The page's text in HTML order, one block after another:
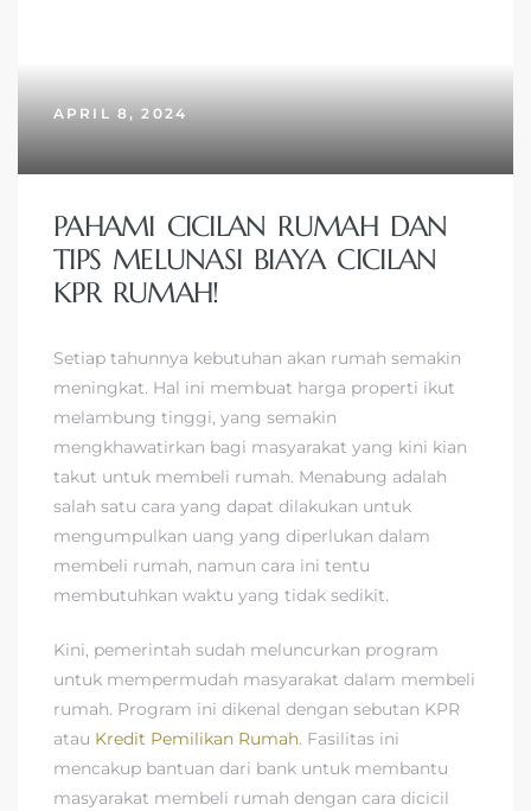
APRIL 8, 2024
PAHAMI CICILAN RUMAH DAN
TIPS MELUNASI BIAYA CICILAN
KPR RUMAH!
Setiap tahunnya kebutuhan akan rumah semakin
meningkat. Hal ini membuat harga properti ikut
melambung tinggi, yang semakin
mengkhawatirkan bagi masyarakat yang kini kian
takut untuk membeli rumah. Menabung adalah
salah satu cara yang dapat dilakukan untuk
mengumpulkan uang yang diperlukan dalam
membeli rumah, namun cara ini tentu
membutuhkan waktu yang tidak sedikit.
Kini, pemerintah sudah meluncurkan program
untuk mempermudah masyarakat dalam membeli
rumah. Program ini dikenal dengan sebutan KPR
atau Kredit Pemilikan Rumah. Fasilitas ini
mencakup bantuan dari bank untuk membantu
masyarakat membeli rumah dengan cara dicicil